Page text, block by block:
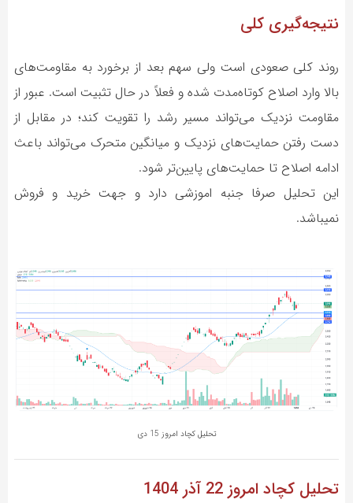
نتیجه‌گیری کلی
روند کلی صعودی است ولی سهم بعد از برخورد به مقاومت‌های
بالا وارد اصلاح کوتاه‌مدت شده و فعلاً در حال تثبیت است. عبور از
مقاومت نزدیک می‌تواند مسیر رشد را تقویت کند؛ در مقابل از
دست رفتن حمایت‌های نزدیک و میانگین متحرک می‌تواند باعث
ادامه اصلاح تا حمایت‌های پایین‌تر شود.
این تحلیل صرفا جنبه اموزشی دارد و جهت خرید و فروش
نمیباشد.
تحلیل کچاد امروز 15 دی
تحلیل کچادامروز 22 آذر 1404